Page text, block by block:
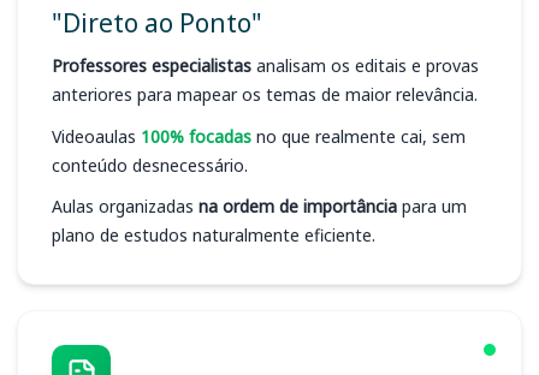
"Direto ao Ponto"
Professores especialistas analisam os editais e provas
anteriores para mapear os temas de maior relevância.
Videoaulas 100% focadas no que realmente cai, sem
conteúdo desnecessário.
Aulas organizadas na ordem de importância para um
plano de estudos naturalmente eficiente.